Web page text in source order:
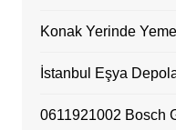
Konak Yerinde
İstanbul Eşya
0611921002 Bosch